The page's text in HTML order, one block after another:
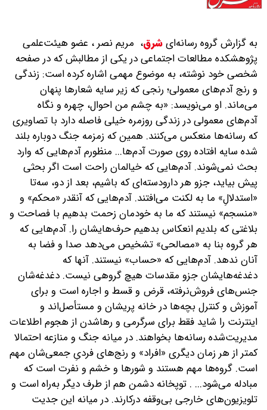
به گزارش گروه رسانه‌ایشرق، مریم نصر ، عضو هیئت‌علمی
پژوهشکده مطالعات اجتماعی در یکی از مطالبش که در صفحه
شخصی خود نوشته، به موضوع مهمی اشاره کرده است: زندگی
و رنج آدم‌های معمولی؛ رنجی که زیر سایه شعارها پنهان
می‌ماند. او می‌نویسد: «به چشم من احوال، چهره و نگاه
آدم‌های معمولی در زندگی روزمره خیلی فاصله دارد با تصاویری
که رسانه‌ها منعکس می‌کنند. همین که زمزمه جنگ دوباره بلند
شده سایه افتاده روی صورت آدم‌ها‌... منظورم آدم‌هایی که وارد
بحث نمی‌شوند. آدم‌هایی که خیالمان راحت است اگر بحثی
پیش بیاید، جزو هر دارودسته‌ای که باشیم، بعد از دو، سه‌تا
«استدلالِ» ما به لکنت می‌افتند. آدم‌هایی که آنقدر «محکم» و
«منسجم» نیستند که ما به خودمان زحمت بدهیم با فصاحت و
بلاغتی که بلدیم انعکاس بدهیم حرف‌هایشان را. آدم‌هایی که
هر گروه بنا به «مصالحی» تشخیص می‌دهد صدا و فضا به
آنان ندهد. آدم‌هایی که «حساب» نیستند. آنها که
دغدغه‌هایشان جزو مقدسات هیچ گروهی نیست. دغدغه‌شان
جنس‌های فروش‌نرفته، قرض و قسط و اجاره است و برای
آموزش و کنترل بچه‌ها در خانه پریشان و مستأصل‌اند و
اینترنت را شاید فقط برای سرگرمی و رهاشدن از هجوم اطلاعات
مدیریت‌شده رسانه‌ها بخواهند. در میانه جنگ و منازعه احتمالا
کمتر از هر زمان دیگری «افراد» و رنج‌های فردیِ جمعی‌شان مهم
است. گروه‌ها مهم هستند و شورها و خشم و نفرت است که
مبادله می‌شود‌...‌ . توپخانه دشمن هم از طرف دیگر به‌راه است و
تلویزیون‌های خارجی بی‌وقفه درکارند. در میانه این جدیت